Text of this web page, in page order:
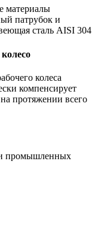
материалы
патрубок и
сталь AISI 304
колеса
компенсирует
протяжении всего
промышленных